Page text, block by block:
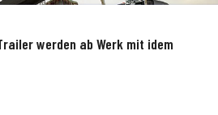
werden ab Werk mit idem